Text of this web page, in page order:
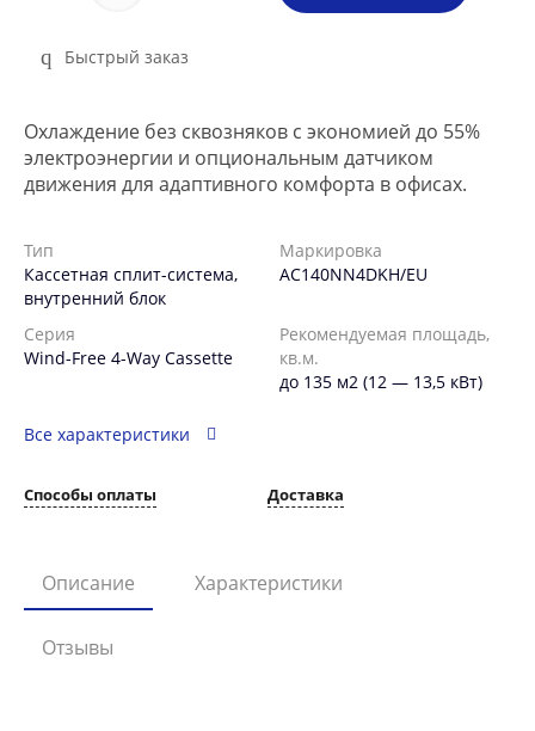
Быстрый заказ
Охлаждение без сквозняков с экономией до 55%
электроэнергии и опциональным датчиком
движения для адаптивного комфорта в офисах.
Тип
Кассетная сплит-система,
внутренний блок
Маркировка
AC140NN4DKH/EU
Серия
Wind-Free 4-Way Cassette
Рекомендуемая площадь,
кв.м.
до 135 м2 (12 — 13,5 кВт)
Все характеристики
Способы оплаты Доставка
Описание Характеристики
Отзывы